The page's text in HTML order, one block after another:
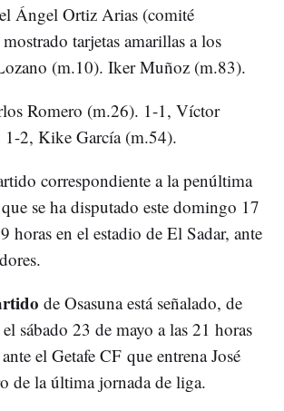
Ángel Ortiz Arias (comité
tarjetas amarillas a los
(m.10). Iker Muñoz (m.83).
Romero (m.26). 1-1, Víctor
2, Kike García (m.54).
correspondiente a la penúltima
se ha disputado este domingo 17
horas en el estadio de El Sadar, ante
de Osasuna está señalado, de
sábado 23 de mayo a las 21 horas
el Getafe CF que entrena José
de la última jornada de liga.